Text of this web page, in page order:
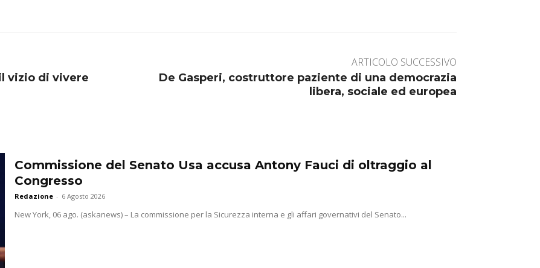
vizio di vivere
ARTICOLO SUCCESSIVO
De Gasperi, costruttore paziente di una democrazia
libera, sociale ed europea
Commissione del Senato Usa accusa Antony Fauci di oltraggio al
Congresso
Redazione - 6 Agosto 2026
New York, 06 ago. (askanews) – La commissione per la Sicurezza interna e gli affari governativi del Senato...